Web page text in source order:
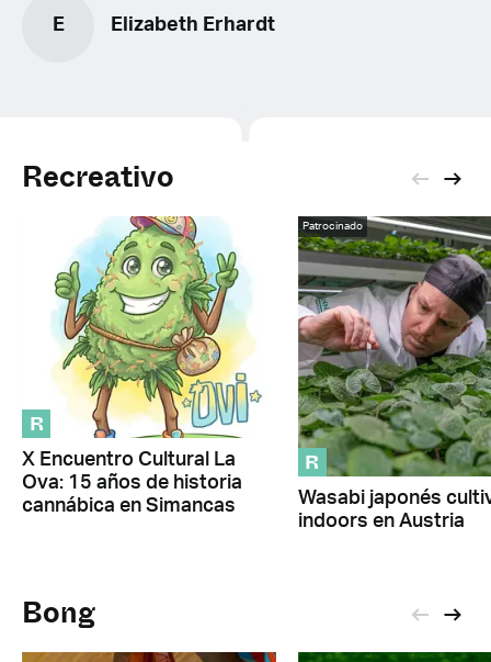
E Elizabeth Erhardt
Recreativo
R
X Encuentro Cultural La
Ova: 15 años de historia
cannábica en Simancas
R
Patrocinado
Wasabi japonés
indoors en Austria
Bong